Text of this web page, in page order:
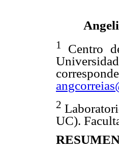
1
Centro
2
UC).